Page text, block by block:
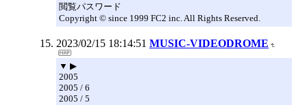
閲覧パスワード
Copyright © since 1999 FC2 inc. All Rights Reserved.
2023/02/15 18:14:51 MUSIC-VIDEODROME
▼ ▶
2005
2005 / 6
2005 / 5